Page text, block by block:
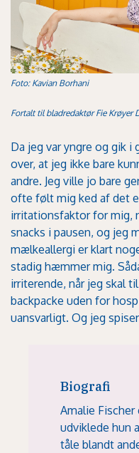
Foto: Kavian Borhani
Fortalt til bladredaktør Fie Krøyer
Da jeg var yngre og gik
over, at jeg ikke bare
andre. Jeg ville jo bare
ofte følt mig ked af det
irritationsfaktor for mig,
snacks i pausen, og jeg
mælkeallergi er klart
stadig hæmmer mig.
irriterende, når jeg skal
backpacke uden for
uansvarligt. Og jeg
Biografi
Amalie Fischer
udviklede hun
tåle blandt